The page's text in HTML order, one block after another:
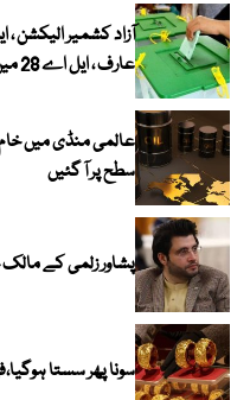
عارف ، ایل اے 28 میں پیپلز پارٹی کے بازل نقوی کامیاب
عالمی منڈی میں
سطح پر آ گئیں
پشاور زلمی کے مالک
سونا پھر سستا